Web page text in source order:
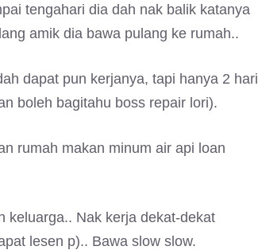
tengahari dia dah nak balik katanya
amik dia bawa pulang ke rumah..
dapat pun kerjanya, tapi hanya 2 hari
boleh bagitahu boss repair lori).
rumah makan minum air api loan
keluarga.. Nak kerja dekat-dekat
lesen p).. Bawa slow slow.